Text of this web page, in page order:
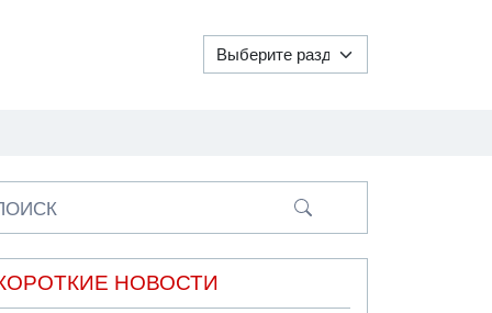
НОВОСТИ